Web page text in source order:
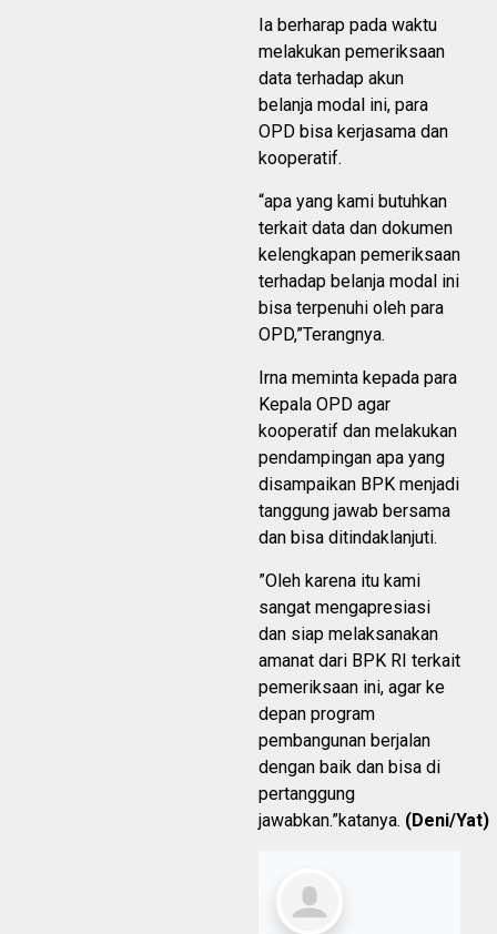
Ia berharap pada waktu
melakukan pemeriksaan
data terhadap akun
belanja modal ini, para
OPD bisa kerjasama dan
kooperatif.
“apa yang kami butuhkan
terkait data dan dokumen
kelengkapan pemeriksaan
terhadap belanja modal ini
bisa terpenuhi oleh para
OPD,”Terangnya.
Irna meminta kepada para
Kepala OPD agar
kooperatif dan melakukan
pendampingan apa yang
disampaikan BPK menjadi
tanggung jawab bersama
dan bisa ditindaklanjuti.
”Oleh karena itu kami
sangat mengapresiasi
dan siap melaksanakan
amanat dari BPK RI terkait
pemeriksaan ini, agar ke
depan program
pembangunan berjalan
dengan baik dan bisa di
pertanggung
jawabkan.”katanya. (Deni/Yat)